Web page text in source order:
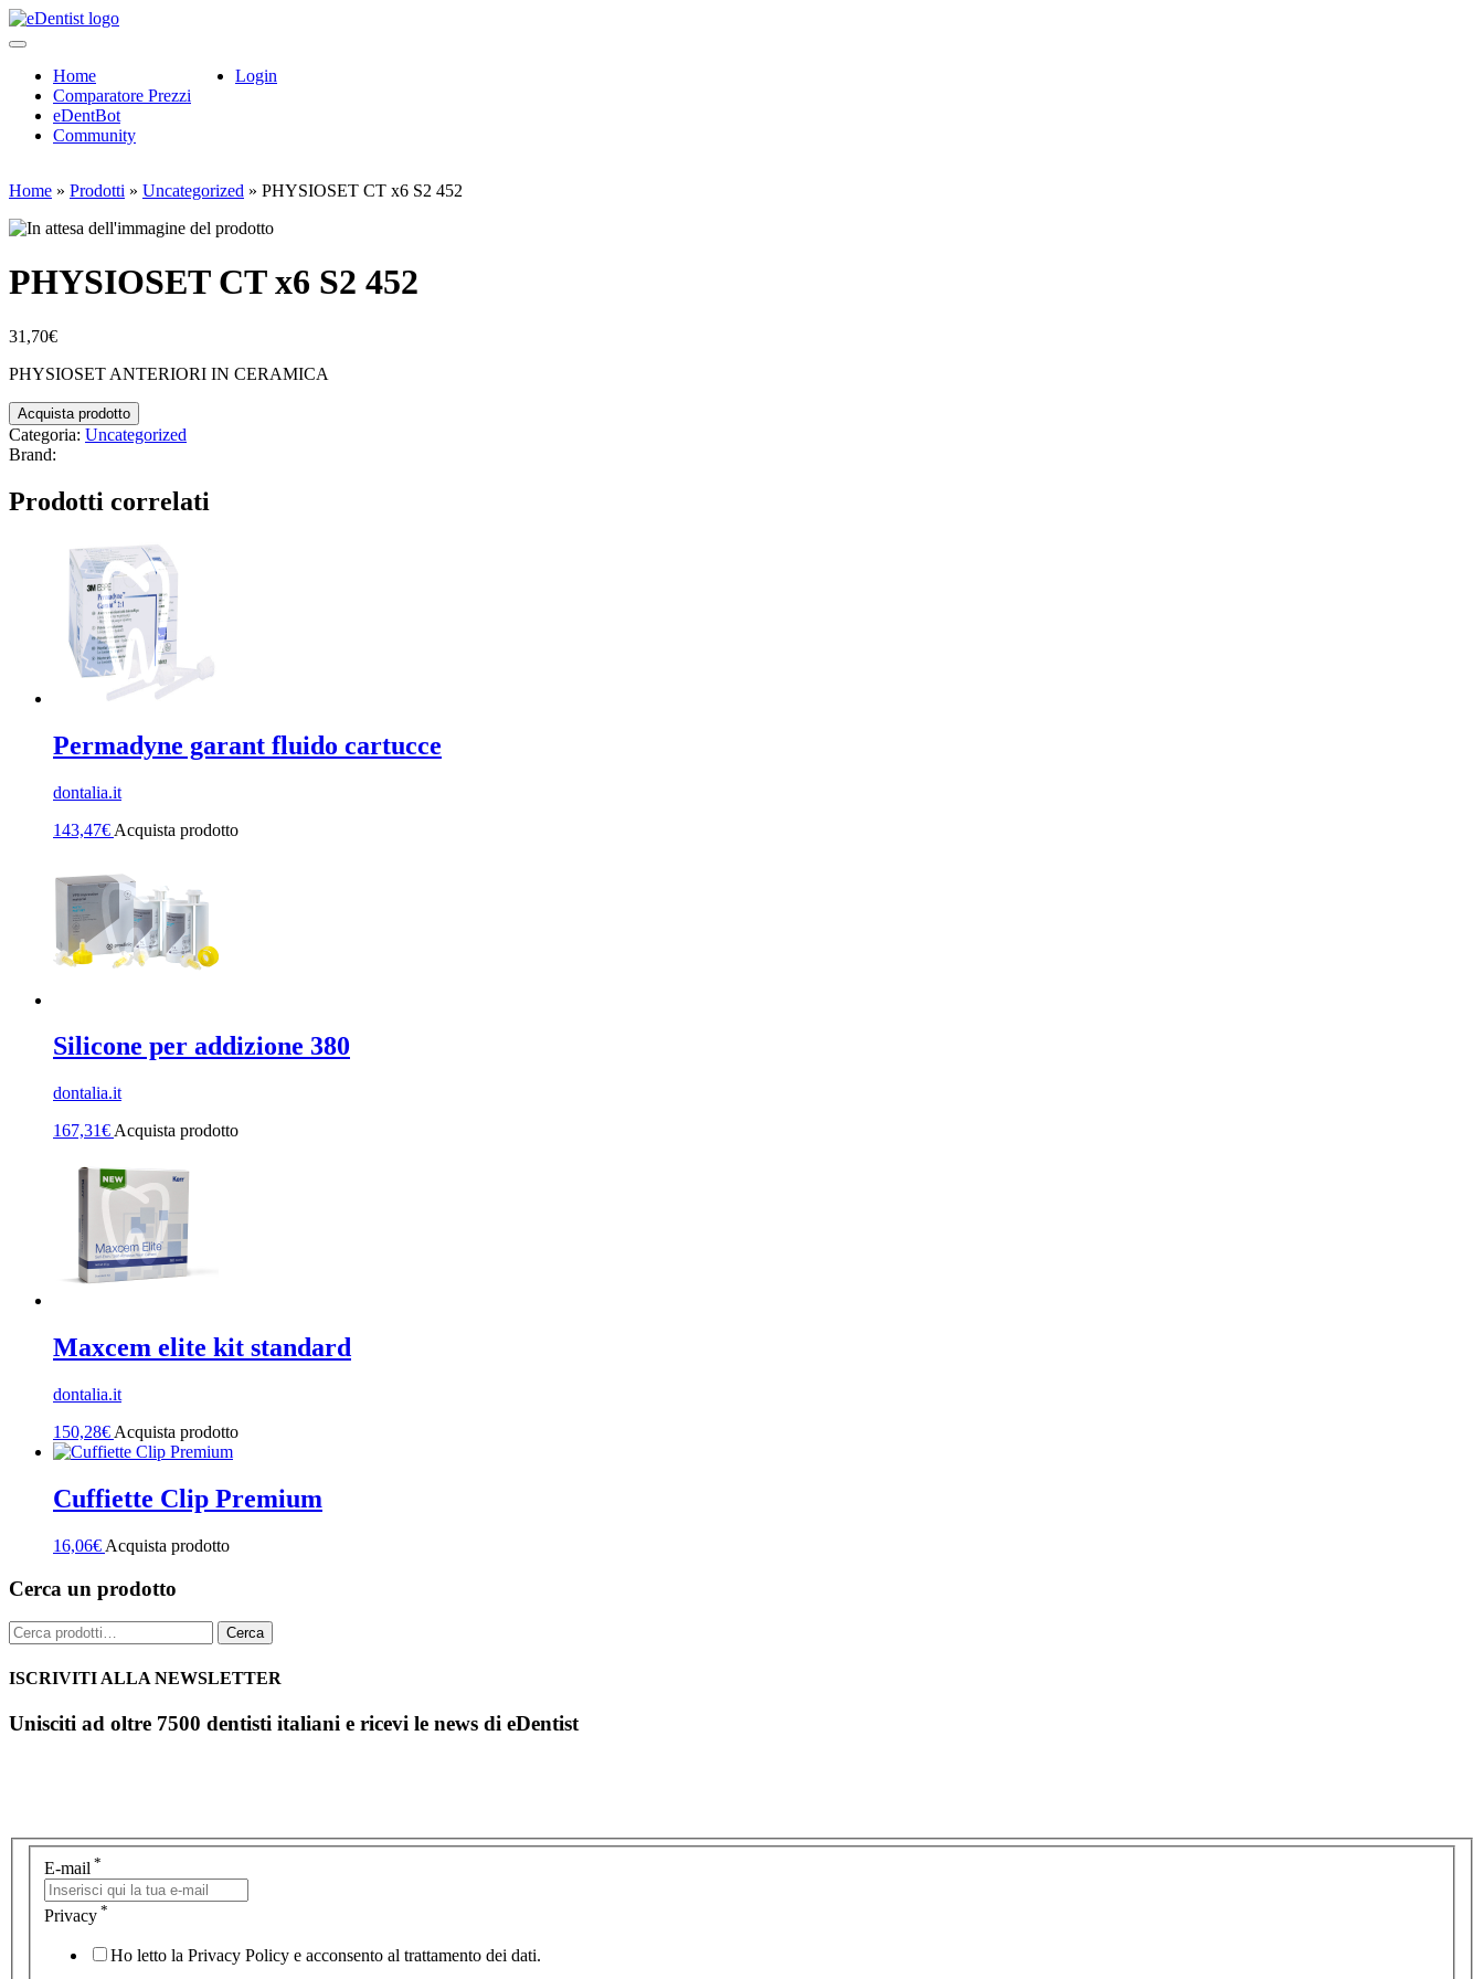
Home
Comparatore Prezzi
eDentBot
Community
Login
Home » Prodotti » Uncategorized » PHYSIOSET CT x6 S2 452
PHYSIOSET CT x6 S2 452
31,70€
PHYSIOSET ANTERIORI IN CERAMICA
Acquista prodotto
Categoria: Uncategorized
Brand:
Prodotti correlati
Permadyne garant fluido cartucce
dontalia.it
143,47€ Acquista prodotto
Silicone per addizione 380
dontalia.it
167,31€ Acquista prodotto
Maxcem elite kit standard
dontalia.it
150,28€ Acquista prodotto
Cuffiette Clip Premium
16,06€ Acquista prodotto
Cerca un prodotto
Cerca: Cerca
ISCRIVITI ALLA NEWSLETTER
Unisciti ad oltre 7500 dentisti italiani e ricevi le news di eDentist
E-mail *
Privacy *
Ho letto la Privacy Policy e acconsento al trattamento dei dati.